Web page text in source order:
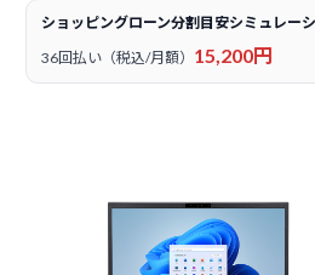
ショッピングローン分割目安シミュレー
36回払い（税込/月額） 15,200円